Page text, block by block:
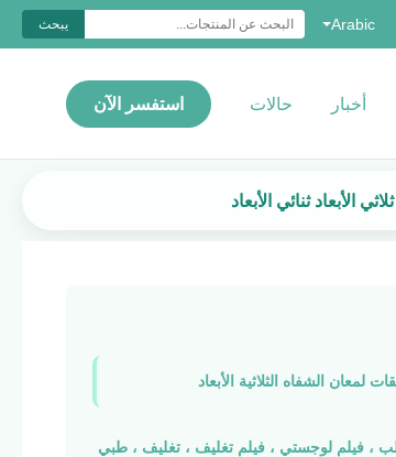
Arabic يبحث
أخبار حالات استفسر الآن
ثنائي الأبعاد
لمعان الشفاه الثلاثية الأبعاد
، فيلم لوجستي ، فيلم تغليف ، تغليف ، طبي